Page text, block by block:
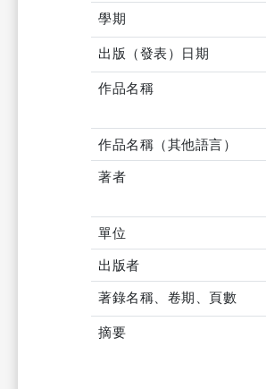
學期
出版（發表）日期
作品名稱
作品名稱（其他語言）
著者
單位
出版者
著錄名稱、卷期、頁數
摘要